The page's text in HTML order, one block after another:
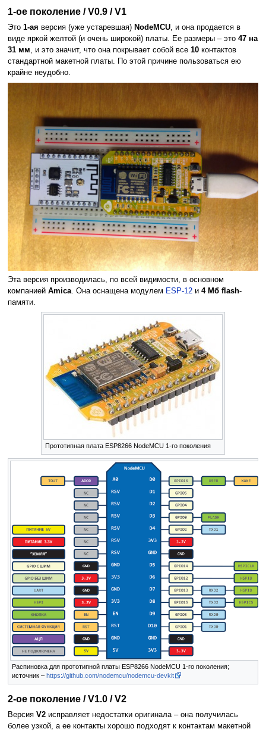
1-ое поколение / V0.9 / V1
Это 1-ая версия (уже устаревшая) NodeMCU, и она продается в
виде яркой желтой (и очень широкой) платы. Ее размеры – это 47 на
31 мм, и это значит, что она покрывает собой все 10контактов
стандартной макетной платы. По этой причине пользоваться ею
крайне неудобно.
Эта версия производилась, по всей видимости, в основном
компанией Amica. Она оснащена модулем ESP-12и 4 Мб flash-
памяти.
Прототипная плата ESP8266 NodeMCU 1-го поколения
Распиновка для прототипной платы ESP8266 NodeMCU 1-го поколения;
источник – https://github.com/nodemcu/nodemcu-devkit
2-ое поколение / V1.0 / V2
Версия V2исправляет недостатки оригинала – она получилась
более узкой, а ее контакты хорошо подходят к контактам макетной